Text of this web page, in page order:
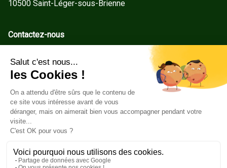
10500 Saint-Léger-sous-Brienne
Contactez-nous
Tel : +33(0)3 25 92 78 60
Service client
Conditions Générales de Vente
Mentions légales
Politique de cookies